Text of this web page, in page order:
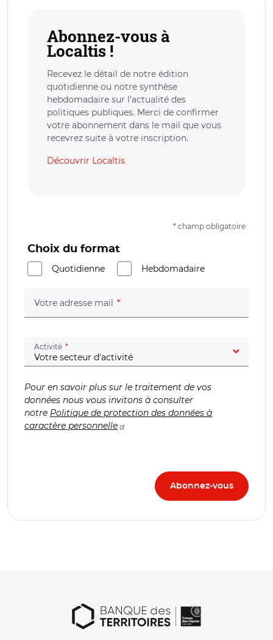
Abonnez-vous à
Localtis !
Recevez le détail de notre édition
quotidienne ou notre synthèse
hebdomadaire sur l’actualité des
politiques publiques. Merci de confirmer
votre abonnement dans le mail que vous
recevrez suite à votre inscription.
Découvrir Localtis
* champ obligatoire
Choix du format
Quotidienne
Hebdomadaire
Votre adresse mail (champ obligatoire)
Activité (champ obligatoire)
Pour en savoir plus sur le traitement de vos
données nous vous invitons à consulter
notre Politique de protection des données à
caractère personnelle